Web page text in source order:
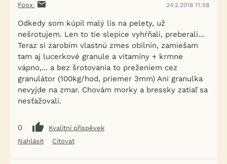
Foox 24.2.2018 11:58
Odkedy som kúpil malý lis na pelety, už
nešrotujem. Len to tie slepice vyhŕňali, preberali...
Teraz si zarobím vlastnú zmes obilnín, zamiešam
tam aj lucerkové granule a vitamíny + krmne
vápno,... a bez šrotovania to preženiem cez
granulátor (100kg/hod, priemer 3mm) Ani granulka
nevyjde na zmar. Chovám morky a bressky zatiaľ sa
nesťažovali.
0
Kvalitní příspěvek
Nahlásit
Citovat